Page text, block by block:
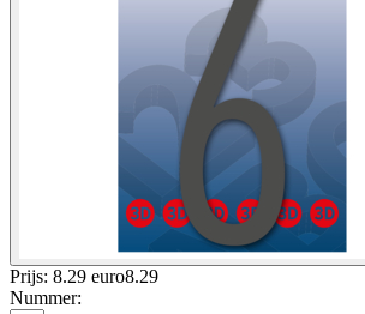
Prijs: 8.29 euro8.29
Nummer: